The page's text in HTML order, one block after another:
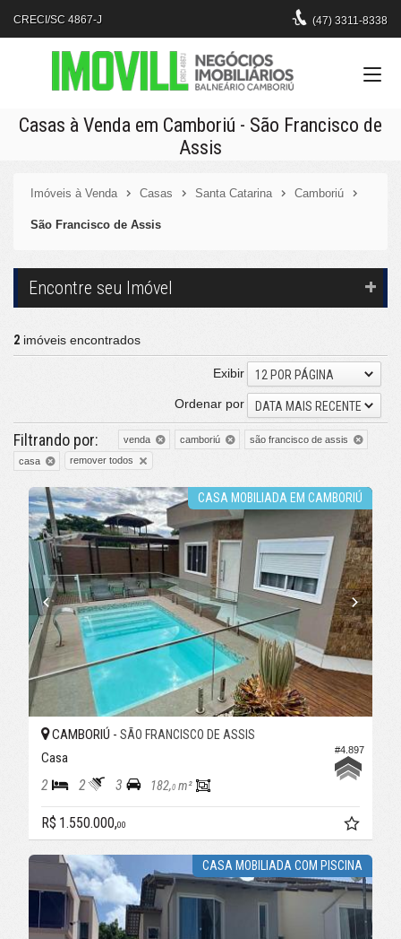
CRECI/SC 4867-J (47) 3311-8338
Casas à Venda em Camboriú - São Francisco de
Assis
Imóveis à Venda Casas Santa Catarina Camboriú
São Francisco de Assis
Encontre seu Imóvel
2 imóveis encontrados
Exibir
12 POR PÁGINA
Ordenar por
DATA MAIS RECENTE
Filtrando por: venda camboriú
são francisco de assis
casa
remover todos
CASA MOBILIADA EM CAMBORIÚ
#4.897
CAMBORIÚ - SÃO FRANCISCO DE ASSIS
Casa
2 2 3 182,0 m²
R$ 1.550.000,00
CASA MOBILIADA COM PISCINA